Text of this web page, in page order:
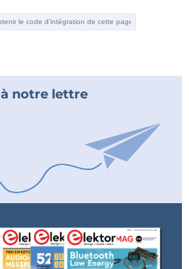
à notre lettre